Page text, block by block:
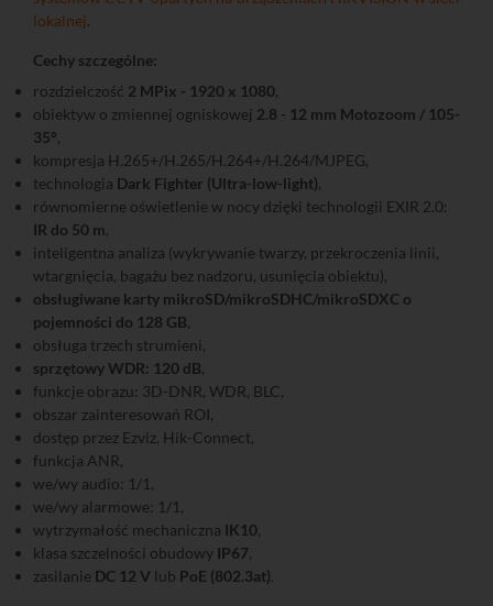
lokalnej.
Cechy szczególne:
rozdzielczość 2 MPix - 1920 x 1080,
obiektyw o zmiennej ogniskowej 2.8 - 12 mm Motozoom / 105-
35°,
kompresja H.265+/H.265/H.264+/H.264/MJPEG,
technologia Dark Fighter (Ultra-low-light),
równomierne oświetlenie w nocy dzięki technologii EXIR 2.0:
IR do 50 m,
inteligentna analiza (wykrywanie twarzy, przekroczenia linii,
wtargnięcia, bagażu bez nadzoru, usunięcia obiektu),
obsługiwane karty mikroSD/mikroSDHC/mikroSDXC o
pojemności do 128 GB,
obsługa trzech strumieni,
sprzętowy WDR: 120 dB,
funkcje obrazu: 3D-DNR, WDR, BLC,
obszar zainteresowań ROI,
dostęp przez Ezviz, Hik-Connect,
funkcja ANR,
we/wy audio: 1/1,
we/wy alarmowe: 1/1,
wytrzymałość mechaniczna IK10,
klasa szczelności obudowy IP67,
zasilanie DC 12 V lub PoE (802.3at).